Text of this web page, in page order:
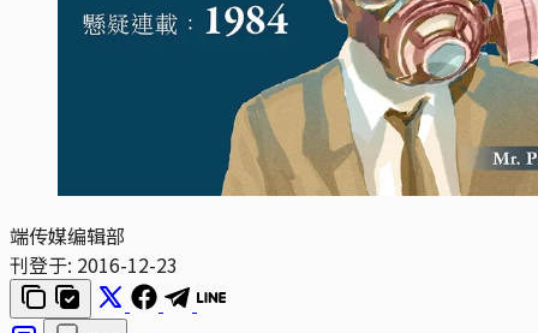
端传媒编辑部
刊登于: 2016-12-23